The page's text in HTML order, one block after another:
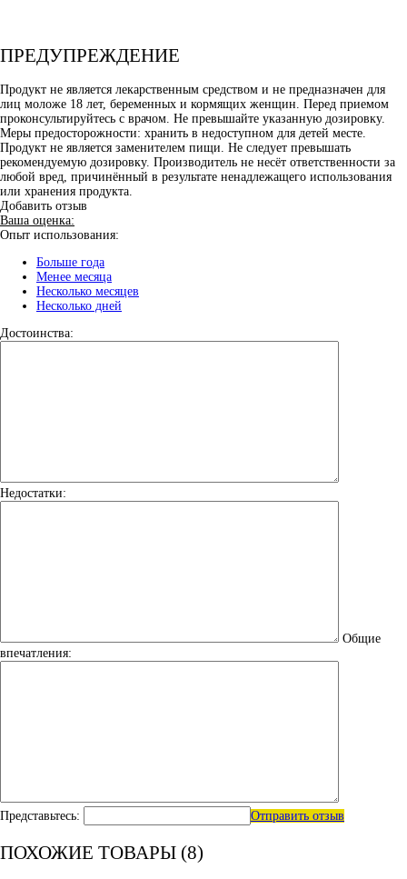
ПРЕДУПРЕЖДЕНИЕ
Продукт не является лекарственным средством и не предназначен для
лиц моложе 18 лет, беременных и кормящих женщин. Перед приемом
проконсультируйтесь с врачом. Не превышайте указанную дозировку.
Меры предосторожности: хранить в недоступном для детей месте.
Продукт не является заменителем пищи. Не следует превышать
рекомендуемую дозировку. Производитель не несёт ответственности за
любой вред, причинённый в результате ненадлежащего использования
или хранения продукта.
Добавить отзыв
Ваша оценка:
Опыт использования:
Больше года
Менее месяца
Несколько месяцев
Несколько дней
Достоинства:
Недостатки:
Общие
впечатления:
Представьтесь: Отправить отзыв
ПОХОЖИЕ ТОВАРЫ (8)